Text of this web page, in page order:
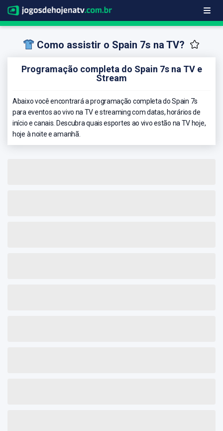
Como assistir o Spain 7s na TV?
Programação completa do Spain 7s na TV e
Stream
Abaixo você encontrará a programação completa do Spain 7s
para eventos ao vivo na TV e streaming com datas, horários de
início e canais. Descubra quais esportes ao vivo estão na TV hoje,
hoje à noite e amanhã.